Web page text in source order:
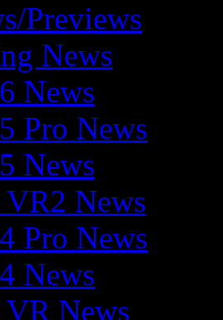
Previews
News
News
Pro News
News
VR2 News
Pro News
News
VR News